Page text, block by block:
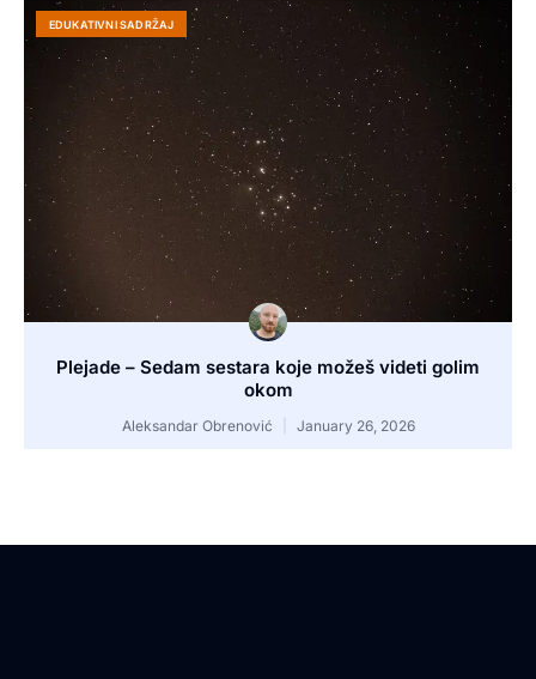
EDUKATIVNI SADRŽAJ
Plejade – Sedam sestara koje možeš videti golim
okom
Aleksandar Obrenović January 26, 2026